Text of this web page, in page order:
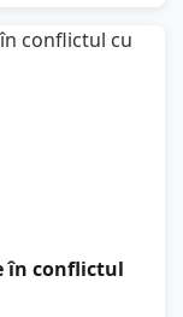
în conflictul